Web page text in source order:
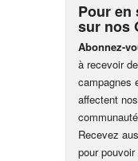
Pour en
sur nos
Abonnez-
à recevoir
campagnes
affectent
Recevez
pour